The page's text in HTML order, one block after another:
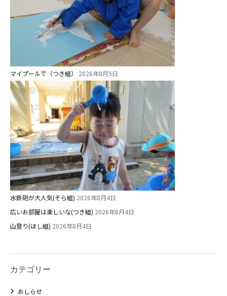
マイプールで（つき組） 2026年8月5日
水鉄砲が大人気(そら組) 2026年8月4日
広いお部屋は楽しいな(つき組) 2026年8月4日
山登り(ほし組) 2026年8月4日
カテゴリー
おしらせ